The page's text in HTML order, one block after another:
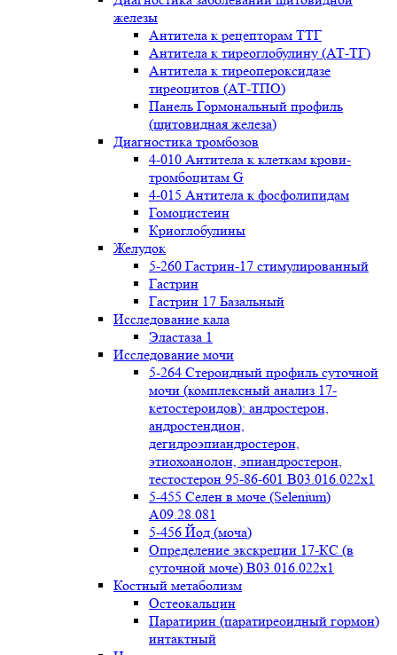
железы
Антитела к рецепторам ТТГ
Антитела к тиреоглобулину (АТ-ТГ)
Антитела к тиреопероксидазе
тиреоцитов (АТ-ТПО)
Панель Гормональный профиль
(щитовидная железа)
Диагностика тромбозов
4-010 Антитела к клеткам крови-
тромбоцитам G
4-015 Антитела к фосфолипидам
Гомоцистеин
Криоглобулины
Желудок
5-260 Гастрин-17 стимулированный
Гастрин
Гастрин 17 Базальный
Исследование кала
Эластаза 1
Исследование мочи
5-264 Стероидный профиль суточной
мочи (комплексный анализ 17-
кетостероидов): андростерон,
андростендион,
дегидроэпиандростерон,
этиохоанолон, эпиандростерон,
тестостерон 95-86-601 B03.016.022x1
5-455 Селен в моче (Selenium)
A09.28.081
5-456 Йод (моча)
Определение экскреции 17-КС (в
суточной моче) B03.016.022x1
Костный метаболизм
Остеокальцин
Паратирин (паратиреоидный гормон)
интактный